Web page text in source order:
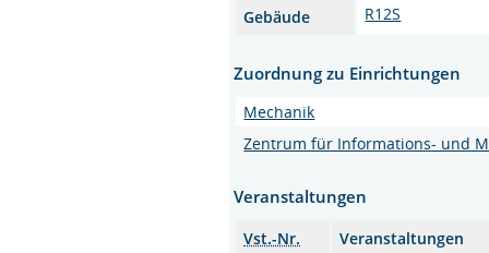
Gebäude R12S
Zuordnung zu Einrichtungen
Mechanik
Zentrum für Informations- und
Veranstaltungen
Vst.-Nr.
Veranstaltungen